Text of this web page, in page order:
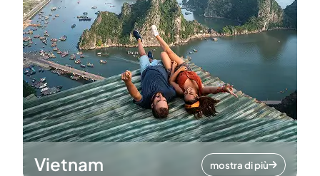
Vietnam mostra di più